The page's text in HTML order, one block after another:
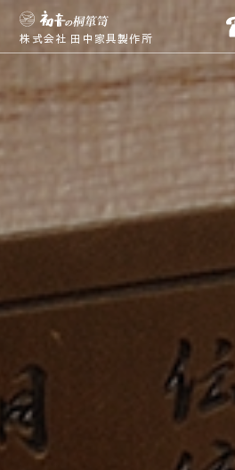
株式会社 田中家具製作所